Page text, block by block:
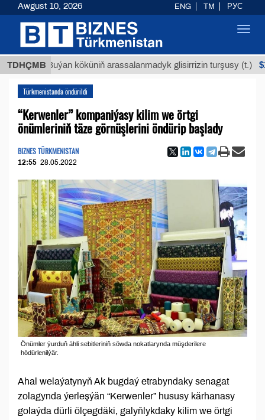
TDHÇMB
Buýan köküniň arassalanmadyk glisirrizin turşusy (t.)
Türkmenistanda öndürildi
“Kerwenler” kompaniýasy kilim we örtgi
önümleriniň täze görnüşlerini öndürip başlady
BIZNES TÜRKMENISTAN
12:55 28.05.2022
Önümler ýurduň ähli sebitleriniň söwda nokatlarynda müşderilere
hödürlenilýär.
Ahal welaýatynyň Ak bugdaý etrabyndaky senagat
zolagynda ýerleşýän “Kerwenler” hususy kärhanasy
golaýda dürli ölçegdäki, galyňlykdaky kilim we örtgi
Awgust 10, 2026 ENG TM РУС